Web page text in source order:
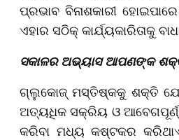
ପ୍ରଭାବ ବିନାଶକାରୀ
ଏହାର ସଠିକ୍ କାର୍ଯ୍ୟକାରିତାକୁ
ସକାଳର ଅଭ୍ୟାସ ଆପଣଙ୍କ
ଗ୍ଲୁକୋଜ୍ ମସ୍ତିଷ୍କକୁ ଶକ୍ତି
ଅତ୍ୟଧିକ ସକ୍ରିୟ ଓ
କରିବା ମଧ୍ୟ କଷ୍ଟକର